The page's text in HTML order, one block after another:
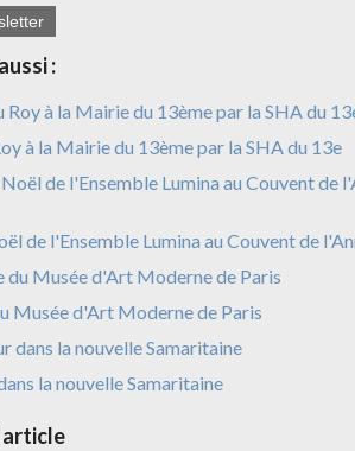
:
à la Mairie du 13ème par la SHA du 13e
de l'Ensemble Lumina au Couvent de
Musée d'Art Moderne de Paris
la nouvelle Samaritaine
article